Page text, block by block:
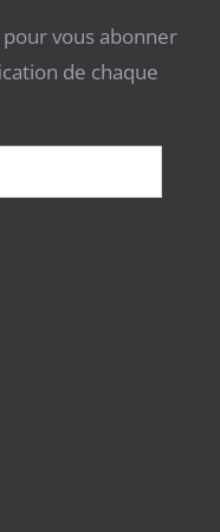
vous abonner
de chaque